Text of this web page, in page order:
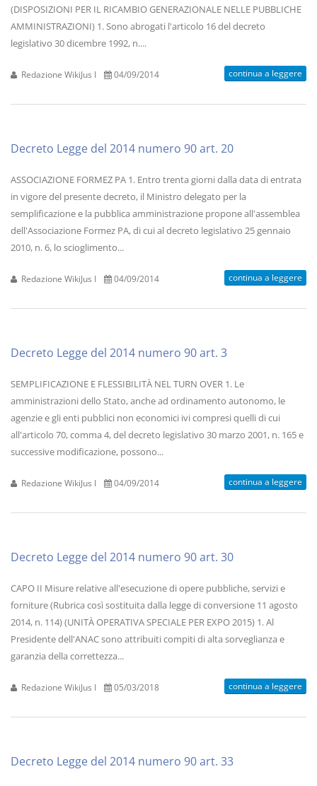
(DISPOSIZIONI PER IL RICAMBIO GENERAZIONALE NELLE PUBBLICHE
AMMINISTRAZIONI) 1. Sono abrogati l'articolo 16 del decreto
legislativo 30 dicembre 1992, n....
Redazione WikiJus I 04/09/2014 continua a leggere
Decreto Legge del 2014 numero 90 art. 20
ASSOCIAZIONE FORMEZ PA 1. Entro trenta giorni dalla data di entrata
in vigore del presente decreto, il Ministro delegato per la
semplificazione e la pubblica amministrazione propone all'assemblea
dell'Associazione Formez PA, di cui al decreto legislativo 25 gennaio
2010, n. 6, lo scioglimento...
Redazione WikiJus I 04/09/2014 continua a leggere
Decreto Legge del 2014 numero 90 art. 3
SEMPLIFICAZIONE E FLESSIBILITÀ NEL TURN OVER 1. Le
amministrazioni dello Stato, anche ad ordinamento autonomo, le
agenzie e gli enti pubblici non economici ivi compresi quelli di cui
all'articolo 70, comma 4, del decreto legislativo 30 marzo 2001, n. 165 e
successive modificazione, possono...
Redazione WikiJus I 04/09/2014 continua a leggere
Decreto Legge del 2014 numero 90 art. 30
CAPO II Misure relative all'esecuzione di opere pubbliche, servizi e
forniture (Rubrica così sostituita dalla legge di conversione 11 agosto
2014, n. 114) (UNITÀ OPERATIVA SPECIALE PER EXPO 2015) 1. Al
Presidente dell'ANAC sono attribuiti compiti di alta sorveglianza e
garanzia della correttezza...
Redazione WikiJus I 05/03/2018 continua a leggere
Decreto Legge del 2014 numero 90 art. 33